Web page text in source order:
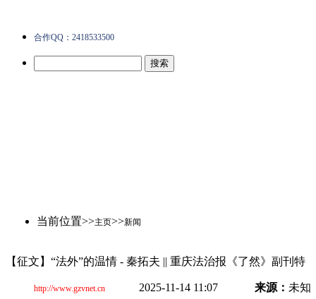
合作QQ：2418533500
当前位置>>主页>>新闻
【征文】“法外”的温情 - 秦拓夫 || 重庆法治报《了然》副刊特
http://www.gzvnet.cn 2025-11-14 11:07 来源： 未知